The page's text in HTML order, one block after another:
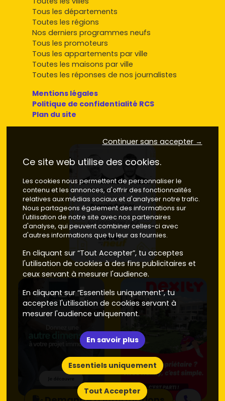
Tous les départements
Toutes les régions
Nos derniers programmes neufs
Tous les promoteurs
Tous les appartements par ville
Toutes les maisons par ville
Toutes les réponses de nos journalistes
Mentions légales
Politique de confidentialité RCS
Plan du site
Continuer sans accepter →
Ce site web utilise des cookies.
Les cookies nous permettent de personnaliser le
contenu et les annonces, d'offrir des fonctionnalités
relatives aux médias sociaux et d'analyser notre trafic.
Nous partageons également des informations sur
l'utilisation de notre site avec nos partenaires
d'analyse, qui peuvent combiner celles-ci avec
d'autres informations que tu leur as fournies.
En cliquant sur “Tout Accepter”, tu acceptes
l'utilisation de cookies à des fins publicitaires et
ceux servant à mesurer l'audience.
En cliquant sur “Essentiels uniquement”, tu
acceptes l'utilisation de cookies servant à
mesurer l'audience uniquement.
En savoir plus
Essentiels uniquement
Tout Accepter